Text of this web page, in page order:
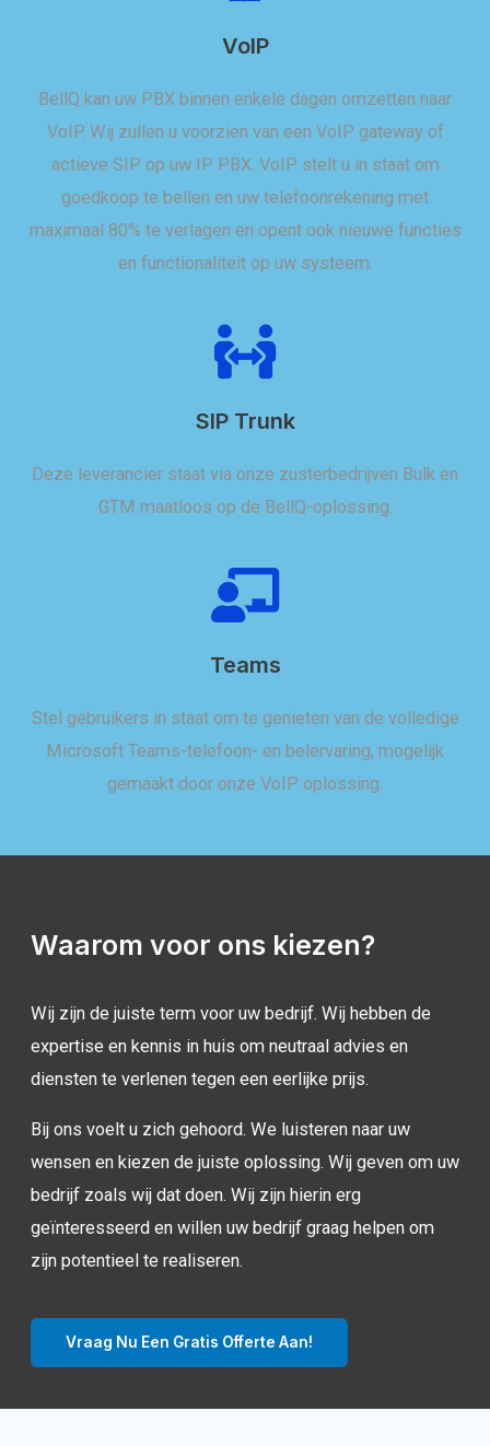
VoIP
BellQ kan uw PBX binnen enkele dagen omzetten naar
VoIP. Wij zullen u voorzien van een VoIP gateway of
actieve SIP op uw IP PBX. VoIP stelt u in staat om
goedkoop te bellen en uw telefoonrekening met
maximaal 80% te verlagen en opent ook nieuwe functies
en functionaliteit op uw systeem.
SIP Trunk
Deze leverancier staat via onze zusterbedrijven Bulk en
GTM maatloos op de BellQ-oplossing.
Teams
Stel gebruikers in staat om te genieten van de volledige
Microsoft Teams-telefoon- en belervaring, mogelijk
gemaakt door onze VoIP oplossing.
Waarom voor ons kiezen?
Wij zijn de juiste term voor uw bedrijf. Wij hebben de
expertise en kennis in huis om neutraal advies en
diensten te verlenen tegen een eerlijke prijs.
Bij ons voelt u zich gehoord. We luisteren naar uw
wensen en kiezen de juiste oplossing. Wij geven om uw
bedrijf zoals wij dat doen. Wij zijn hierin erg
geïnteresseerd en willen uw bedrijf graag helpen om
zijn potentieel te realiseren.
Vraag Nu Een Gratis Offerte Aan!